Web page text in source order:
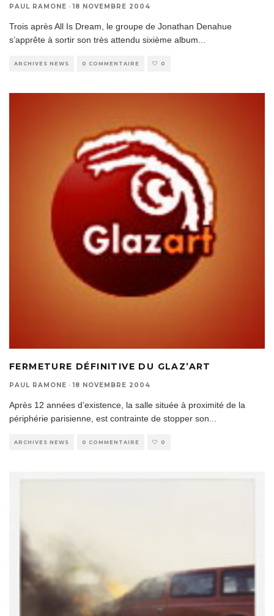
PAUL RAMONE · 18 NOVEMBRE 2004
Trois après All Is Dream, le groupe de Jonathan Denahue
s’apprête à sortir son très attendu sixième album...
ARCHIVES NEWS 0 COMMENTAIRE 0
FERMETURE DÉFINITIVE DU GLAZ’ART
PAUL RAMONE · 18 NOVEMBRE 2004
Après 12 années d’existence, la salle située à proximité de la
périphérie parisienne, est contrainte de stopper son...
ARCHIVES NEWS 0 COMMENTAIRE 0